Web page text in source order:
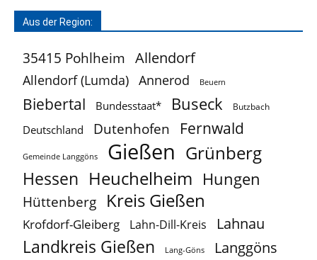
Aus der Region:
35415 Pohlheim Allendorf
Allendorf (Lumda) Annerod Beuern
Biebertal Bundesstaat* Buseck Butzbach
Deutschland Dutenhofen Fernwald
Gemeinde Langgöns Gießen Grünberg
Hessen Heuchelheim Hungen
Hüttenberg Kreis Gießen
Krofdorf-Gleiberg Lahn-Dill-Kreis Lahnau
Landkreis Gießen Lang-Göns Langgöns